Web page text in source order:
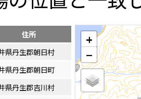
住所
県丹生郡朝日村
県丹生郡朝日町
県丹生郡吉川村
+
−